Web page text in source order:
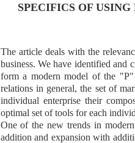
SPECIFICS OF
The article deals with the
business. We have identified and
form a modern model of the "P"
relations in general, the set of
individual enterprise their
optimal set of tools for each
One of the new trends in
addition and expansion with